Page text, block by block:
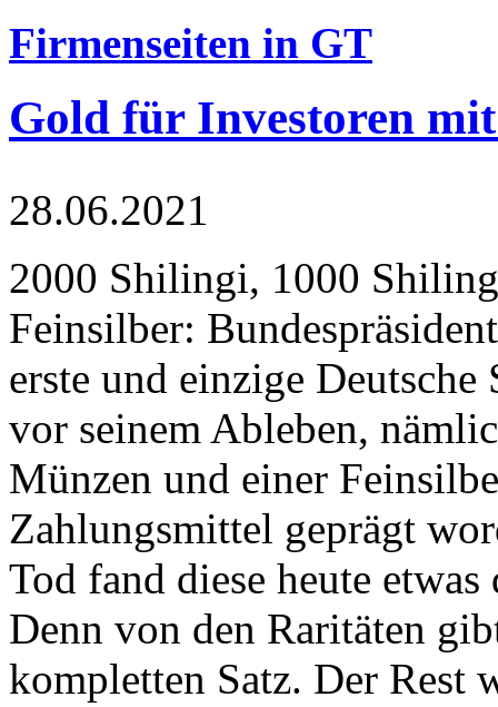
Firmenseiten in GT
Gold für Investoren
28.06.2021
2000 Shilingi, 1000
Feinsilber:
erste und einzige Deutsche
vor seinem Ableben,
Münzen und einer
Zahlungsmittel geprägt
Tod fand diese heute
Denn von den Raritäten
kompletten Satz. Der Rest